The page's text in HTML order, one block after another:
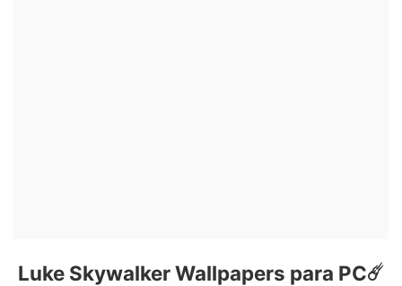
Luke Skywalker Wallpapers para PC☄️